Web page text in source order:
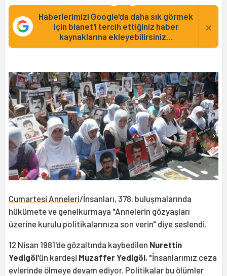
Haberlerimizi Google'da daha sık görmek
için bianet'i tercih ettiğiniz haber
kaynaklarına ekleyebilirsiniz...
×
Cumartesi Anneleri/İnsanları, 378. buluşmalarında
hükümete ve genelkurmaya "Annelerin gözyaşları
üzerine kurulu politikalarınıza son verin" diye seslendi.
12 Nisan 1981'de gözaltında kaybedilen Nurettin
Yedigöl'ün kardeşi Muzaffer Yedigöl, "İnsanlarımız ceza
evlerinde ölmeye devam ediyor. Politikalar bu ölümler